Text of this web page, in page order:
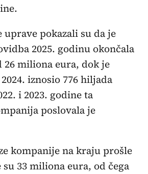
uprave pokazali su da je
2025. godinu okončala
26 miliona eura, dok je
iznosio 776 hiljada
i 2023. godine ta
poslovala je
kompanije na kraju prošle
33 miliona eura, od čega